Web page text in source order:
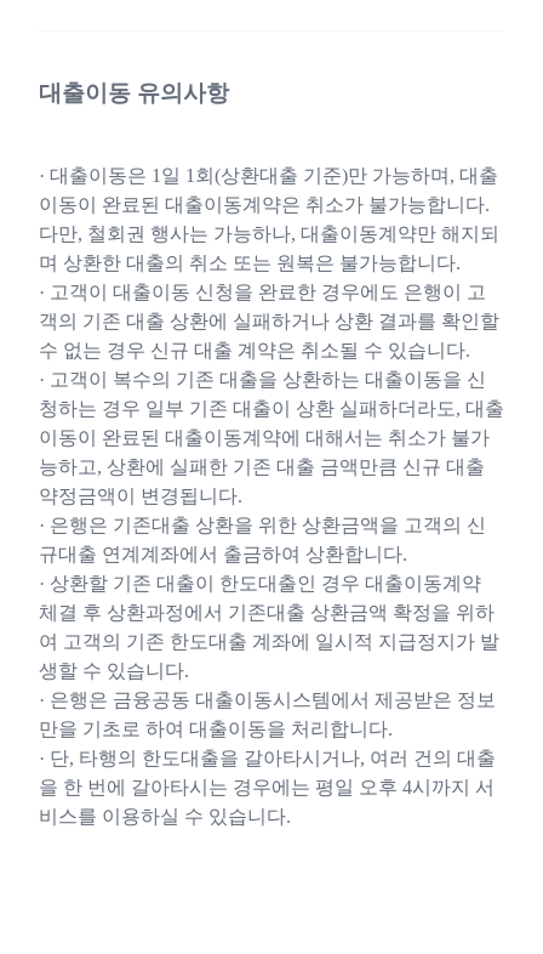
대출이동 유의사항
· 대출이동은 1일 1회(상환대출 기준)만 가능하며, 대출
이동이 완료된 대출이동계약은 취소가 불가능합니다.
다만, 철회권 행사는 가능하나, 대출이동계약만 해지되
며 상환한 대출의 취소 또는 원복은 불가능합니다.
· 고객이 대출이동 신청을 완료한 경우에도 은행이 고
객의 기존 대출 상환에 실패하거나 상환 결과를 확인할
수 없는 경우 신규 대출 계약은 취소될 수 있습니다.
· 고객이 복수의 기존 대출을 상환하는 대출이동을 신
청하는 경우 일부 기존 대출이 상환 실패하더라도, 대출
이동이 완료된 대출이동계약에 대해서는 취소가 불가
능하고, 상환에 실패한 기존 대출 금액만큼 신규 대출
약정금액이 변경됩니다.
· 은행은 기존대출 상환을 위한 상환금액을 고객의 신
규대출 연계계좌에서 출금하여 상환합니다.
· 상환할 기존 대출이 한도대출인 경우 대출이동계약
체결 후 상환과정에서 기존대출 상환금액 확정을 위하
여 고객의 기존 한도대출 계좌에 일시적 지급정지가 발
생할 수 있습니다.
· 은행은 금융공동 대출이동시스템에서 제공받은 정보
만을 기초로 하여 대출이동을 처리합니다.
· 단, 타행의 한도대출을 갈아타시거나, 여러 건의 대출
을 한 번에 갈아타시는 경우에는 평일 오후 4시까지 서
비스를 이용하실 수 있습니다.